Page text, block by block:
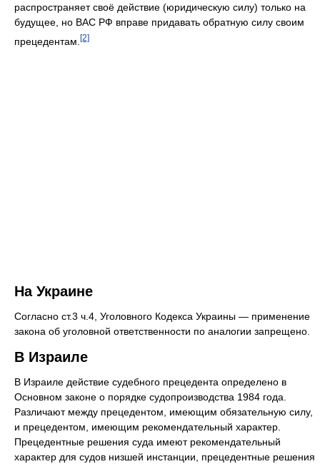
распространяет своё действие (юридическую силу) только на
будущее, но ВАС РФ вправе придавать обратную силу своим
прецедентам. [2]
На Украине
Согласно ст.3 ч.4, Уголовного Кодекса Украины — применение
закона об уголовной ответственности по аналогии запрещено.
В Израиле
В Израиле действие судебного прецедента определено в
Основном законе о порядке судопроизводства 1984 года.
Различают между прецедентом, имеющим обязательную силу,
и прецедентом, имеющим рекомендательный характер.
Прецедентные решения суда имеют рекомендательный
характер для судов низшей инстанции, прецедентные решения